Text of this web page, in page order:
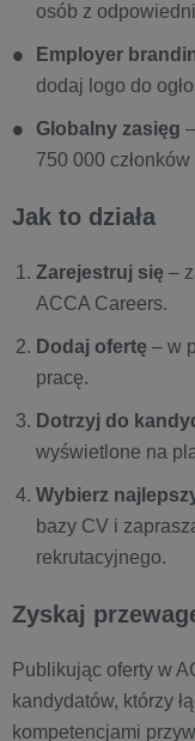
osób z
Employer
dodaj logo do
Globalny zasięg
750 000
Jak to działa
Zarejestruj się –
ACCA Careers.
Dodaj ofertę – w
pracę.
Dotrzyj do
wyświetlone na
Wybierz
bazy CV i
rekrutacyjnego.
Zyskaj
Publikując oferty w
kandydatów, którzy
kompetencjami